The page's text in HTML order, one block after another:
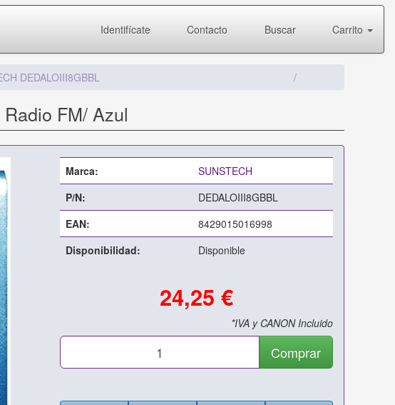
Identifícate Contacto Buscar Carrito
DEDALOIII8GBBL
FM/ Azul
Marca:
SUNSTECH
P/N:
DEDALOIII8GBBL
EAN:
8429015016998
Disponibilidad:
Disponible
24,25 €
*IVA y CANON Incluido
Comprar